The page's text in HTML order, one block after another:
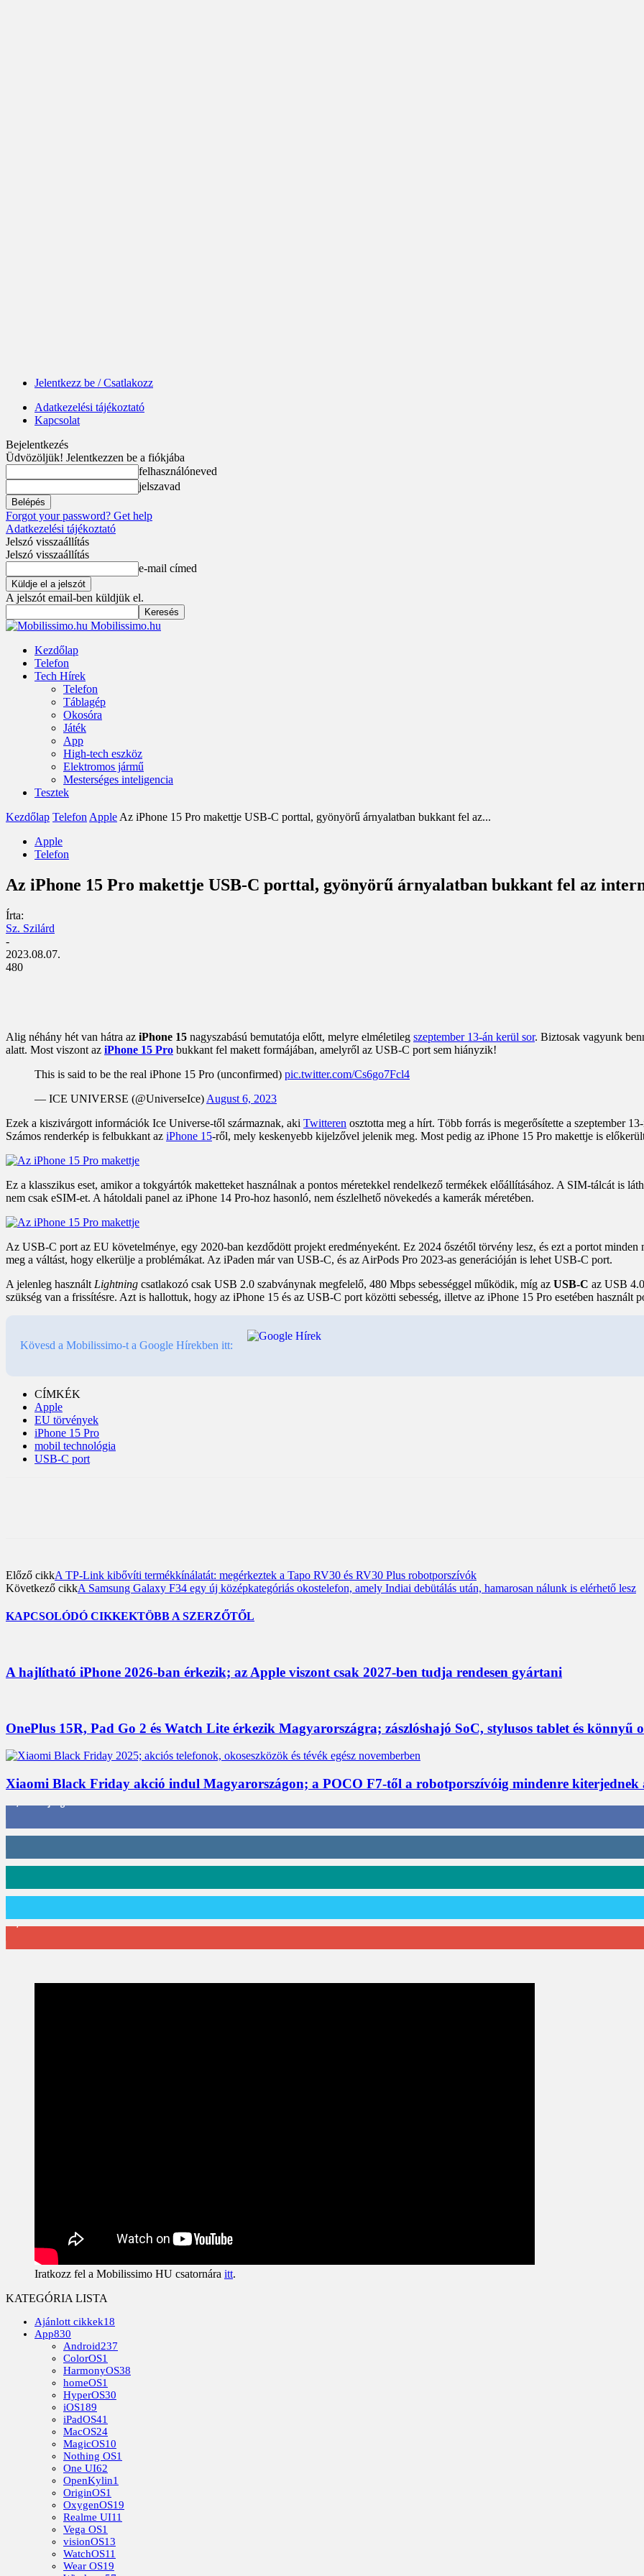
Jelentkezz be / Csatlakozz
Adatkezelési tájékoztató
Kapcsolat
Bejelentkezés
Üdvözöljük! Jelentkezzen be a fiókjába
felhasználóneved
jelszavad
Forgot your password? Get help
Adatkezelési tájékoztató
Jelszó visszaállítás
Jelszó visszaállítás
e-mail címed
A jelszót email-ben küldjük el.
Mobilissimo.hu
Kezdőlap
Telefon
Tech Hírek
Telefon
Táblagép
Okosóra
Játék
App
High-tech eszköz
Elektromos jármű
Mesterséges inteligencia
Tesztek
Kezdőlap Telefon Apple Az iPhone 15 Pro makettje USB-C porttal, gyönyörű árnyalatban bukkant fel az...
Apple
Telefon
Az iPhone 15 Pro makettje USB-C porttal, gyönyörű árnyalatban bukkant fel az
Írta:
Sz. Szilárd
-
2023.08.07.
480
Alig néhány hét van hátra az iPhone 15 nagyszabású bemutatója előtt, melyre elméletileg szeptember 13-án kerül sor. Biztosak vagyunk
alatt. Most viszont az iPhone 15 Pro bukkant fel makett formájában, amelyről az USB-C port sem hiányzik!
This is said to be the real iPhone 15 Pro (unconfirmed) pic.twitter.com/Cs6go7Fcl4
— ICE UNIVERSE (@UniverseIce) August 6, 2023
Ezek a kiszivárgott információk Ice Universe-től származnak, aki Twitteren osztotta meg a hírt. Több forrás is megerősítette a szeptember
Számos renderkép is felbukkant az iPhone 15-ről, mely keskenyebb kijelzővel jelenik meg. Most pedig az iPhone 15 Pro makettje is
Ez a klasszikus eset, amikor a tokgyártók maketteket használnak a pontos méretekkel rendelkező termékek előállításához. A SIM-tálcát is
nem csak eSIM-et. A hátoldali panel az iPhone 14 Pro-hoz hasonló, nem észlelhető növekedés a kamerák méretében.
Az USB-C port az EU követelménye, egy 2020-ban kezdődött projekt eredményeként. Ez 2024 őszétől törvény lesz, és ezt a portot
meg a váltást, hogy elkerülje a problémákat. Az iPaden már van USB-C, és az AirPods Pro 2023-as generációján is lehet USB-C port.
A jelenleg használt Lightning csatlakozó csak USB 2.0 szabványnak megfelelő, 480 Mbps sebességgel működik, míg az USB-C az USB
szükség van a frissítésre. Azt is hallottuk, hogy az iPhone 15 és az USB-C port közötti sebesség, illetve az iPhone 15 Pro esetében használt
Kövesd a Mobilissimo-t a Google Hírekben itt:
CÍMKÉK
Apple
EU törvények
iPhone 15 Pro
mobil technológia
USB-C port
Előző cikkA TP-Link kibővíti termékkínálatát: megérkeztek a Tapo RV30 és RV30 Plus robotporszívók
Következő cikkA Samsung Galaxy F34 egy új középkategóriás okostelefon, amely Indiai debütálás után, hamarosan nálunk is elérhető lesz
KAPCSOLÓDÓ CIKKEKTÖBB A SZERZŐTŐL
A hajlítható iPhone 2026-ban érkezik; az Apple viszont csak 2027-ben tudja rendesen gyártani
OnePlus 15R, Pad Go 2 és Watch Lite érkezik Magyarországra; zászlóshajó SoC, stylusos tablet és könnyű
Xiaomi Black Friday akció indul Magyarországon; a POCO F7-től a robotporszívóig mindenre kiterjednek
412 Követő
59 Követő
101 Követő
2,589 Feliratkozó
Iratkozz fel a Mobilissimo HU csatornára itt.
KATEGÓRIA LISTA
Ajánlott cikkek18
App830
Android237
ColorOS1
HarmonyOS38
homeOS1
HyperOS30
iOS189
iPadOS41
MacOS24
MagicOS10
Nothing OS1
One UI62
OpenKylin1
OriginOS1
OxygenOS19
Realme UI11
Vega OS1
visionOS13
WatchOS11
Wear OS19